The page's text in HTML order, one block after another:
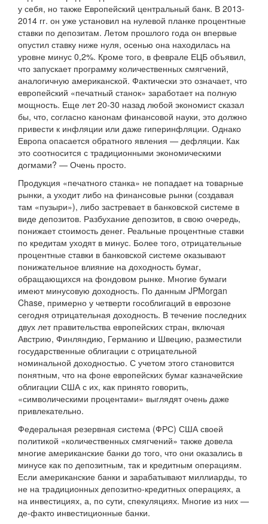
у себя, но также Европейский центральный банк. В 2013-
2014 гг. он уже установил на нулевой планке процентные
ставки по депозитам. Летом прошлого года он впервые
опустил ставку ниже нуля, осенью она находилась на
уровне минус 0,2%. Кроме того, в феврале ЕЦБ объявил,
что запускает программу количественных смягчений,
аналогичную американской. Фактически это означает, что
европейский «печатный станок» заработает на полную
мощность. Еще лет 20-30 назад любой экономист сказал
бы, что, согласно канонам финансовой науки, это должно
привести к инфляции или даже гиперинфляции. Однако
Европа опасается обратного явления — дефляции. Как
это соотносится с традиционными экономическими
догмами? — Очень просто.
Продукция «печатного станка» не попадает на товарные
рынки, а уходит либо на финансовые рынки (создавая
там «пузыри»), либо застревает в банковской системе в
виде депозитов. Разбухание депозитов, в свою очередь,
понижает стоимость денег. Реальные процентные ставки
по кредитам уходят в минус. Более того, отрицательные
процентные ставки в банковской системе оказывают
понижательное влияние на доходность бумаг,
обращающихся на фондовом рынке. Многие бумаги
имеют минусовую доходность. По данным JPMorgan
Chase, примерно у четверти гособлигаций в еврозоне
сегодня отрицательная доходность. В течение последних
двух лет правительства европейских стран, включая
Австрию, Финляндию, Германию и Швецию, разместили
государственные облигации с отрицательной
номинальной доходностью. С учетом этого становится
понятным, что на фоне европейских бумаг казначейские
облигации США с их, как принято говорить,
«символическими процентами» выглядят очень даже
привлекательно.
Федеральная резервная система (ФРС) США своей
политикой «количественных смягчений» также довела
многие американские банки до того, что они оказались в
минусе как по депозитным, так и кредитным операциям.
Если американские банки и зарабатывают миллиарды, то
не на традиционных депозитно-кредитных операциях, а
на инвестициях, а, по сути, спекуляциях. Многие из них —
де-факто инвестиционные банки.